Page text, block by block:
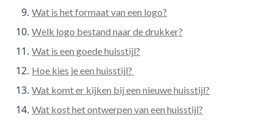
Wat is het formaat van een logo?
Welk logo bestand naar de drukker?
Wat is een goede huisstijl?
Hoe kies je een huisstijl?
Wat komt er kijken bij een nieuwe huisstijl?
Wat kost het ontwerpen van een huisstijl?